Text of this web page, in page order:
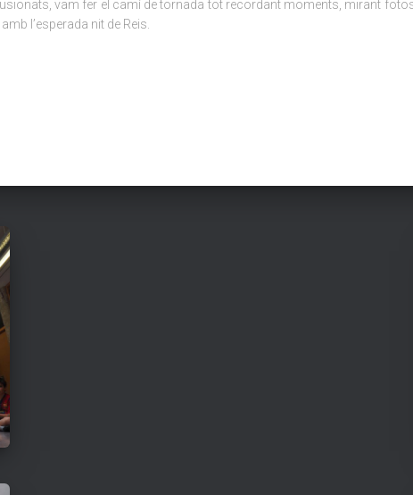
vam fer el camí de tornada tot recordant moments, mirant
l’esperada nit de Reis.